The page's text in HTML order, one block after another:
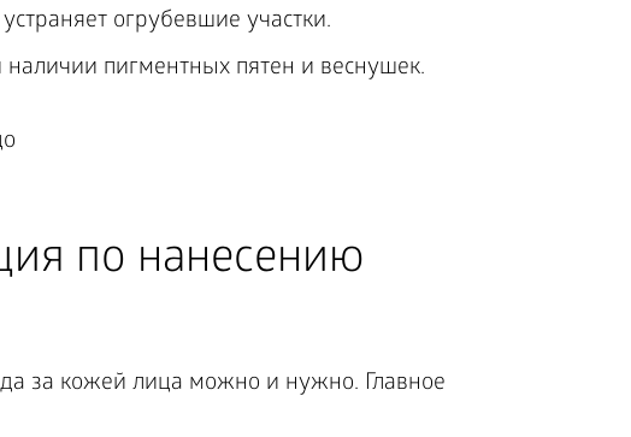
огрубевшие участки.
пигментных пятен и веснушек.
по нанесению
за кожей лица можно и нужно. Главное